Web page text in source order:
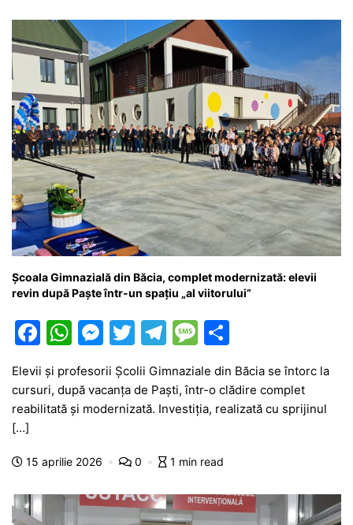
k
er
Școala Gimnazială din Băcia, complet modernizată: elevii
revin după Paște într-un spațiu „al viitorului”
F
a
c
e
o
k
W
h
at
s
p
M
e
s
s
n
er
T
w
itt
er
T
e
gr
m
M
s
s
g
ta
je
Elevii și profesorii Școlii Gimnaziale din Băcia se întorc la
cursuri, după vacanța de Paști, într-o clădire complet
reabilitată și modernizată. Investiția, realizată cu sprijinul
[…]
15 aprilie 2026 0 1 min read